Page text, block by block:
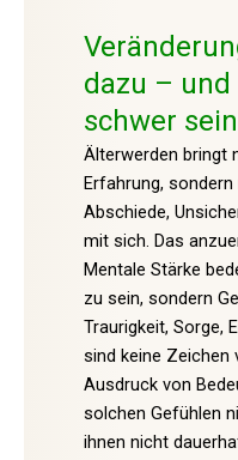
dazu –
schwer sein
Älterwerden bringt
Erfahrung,
Abschiede,
mit sich. Das
Mentale Stärke
zu sein, sondern
Traurigkeit, Sorge,
sind keine Zeichen
Ausdruck von
solchen Gefühlen
ihnen nicht